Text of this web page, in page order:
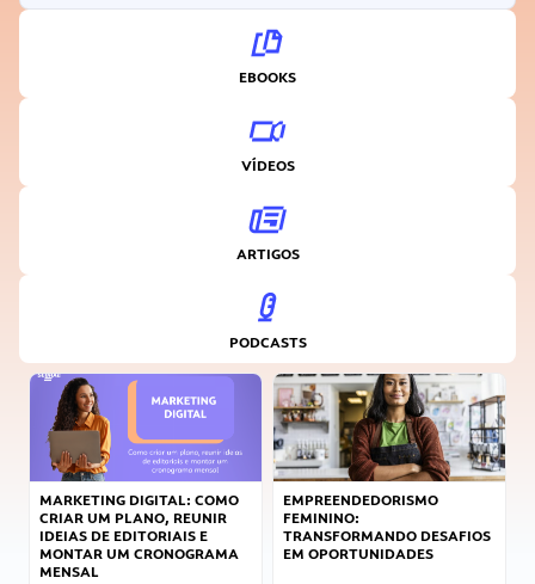
EBOOKS
VÍDEOS
ARTIGOS
PODCASTS
MARKETING DIGITAL: COMO
CRIAR UM PLANO, REUNIR
IDEIAS DE EDITORIAIS E
MONTAR UM CRONOGRAMA
MENSAL
EMPREENDEDORISMO
FEMININO:
TRANSFORMANDO DESAFIOS
EM OPORTUNIDADES